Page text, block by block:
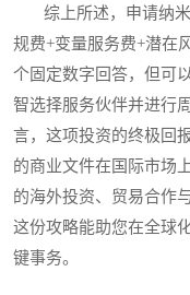
综上所述，申请纳米
规费+变量服务费+潜在
个固定数字回答，但可
智选择服务伙伴并进行
言，这项投资的终极回
的商业文件在国际市场
的海外投资、贸易合作
这份攻略能助您在全球
键事务。